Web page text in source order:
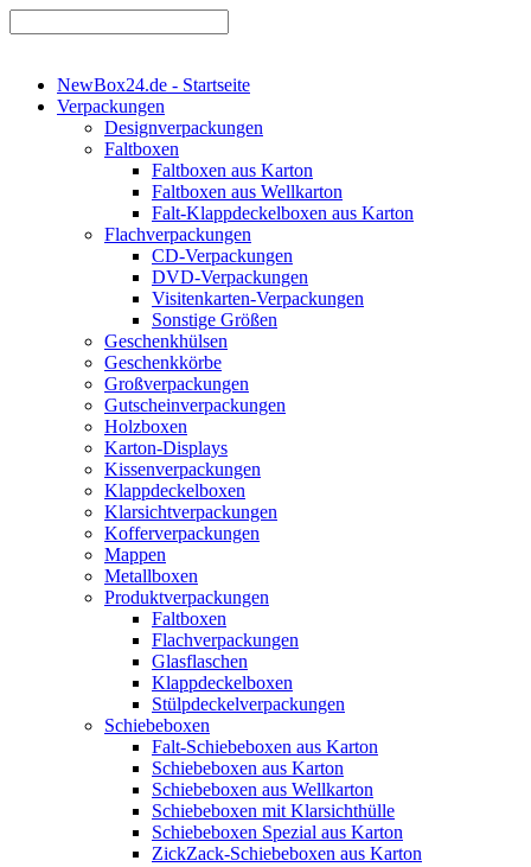
NewBox24.de - Startseite
Verpackungen
Designverpackungen
Faltboxen
Faltboxen aus Karton
Faltboxen aus Wellkarton
Falt-Klappdeckelboxen aus Karton
Flachverpackungen
CD-Verpackungen
DVD-Verpackungen
Visitenkarten-Verpackungen
Sonstige Größen
Geschenkhülsen
Geschenkkörbe
Großverpackungen
Gutscheinverpackungen
Holzboxen
Karton-Displays
Kissenverpackungen
Klappdeckelboxen
Klarsichtverpackungen
Kofferverpackungen
Mappen
Metallboxen
Produktverpackungen
Faltboxen
Flachverpackungen
Glasflaschen
Klappdeckelboxen
Stülpdeckelverpackungen
Schiebeboxen
Falt-Schiebeboxen aus Karton
Schiebeboxen aus Karton
Schiebeboxen aus Wellkarton
Schiebeboxen mit Klarsichthülle
Schiebeboxen Spezial aus Karton
ZickZack-Schiebeboxen aus Karton